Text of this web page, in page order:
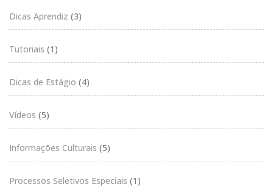
Dicas Aprendiz (3)
Tutoriais (1)
Dicas de Estágio (4)
Vídeos (5)
Informações Culturais (5)
Processos Seletivos Especiais (1)